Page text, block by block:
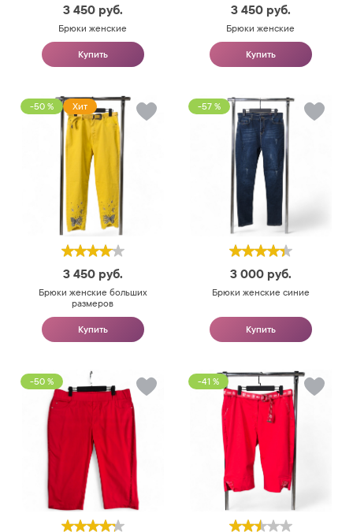
3 450 руб.
Брюки женские
Купить
3 450 руб.
Брюки женские
Купить
-50 % Хит
3 450 руб.
Брюки женские больших
размеров
Купить
-57 %
3 000 руб.
Брюки женские синие
Купить
-50 % -41 %